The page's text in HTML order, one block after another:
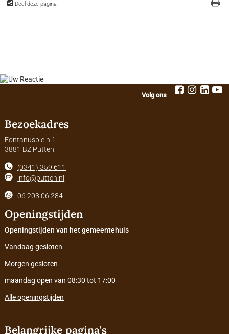
Deel deze pagina
Volg ons
Bezoekadres
Fontanusplein 1
3881 BZ Putten
(0341) 359 611
info@putten.nl
06 203 06 284
Openingstijden
Openingstijden van het gemeentehuis
Vandaag gesloten
Morgen gesloten
maandag open van 08:30 tot 17:00
Alle openingstijden
Belangrijke pagina's